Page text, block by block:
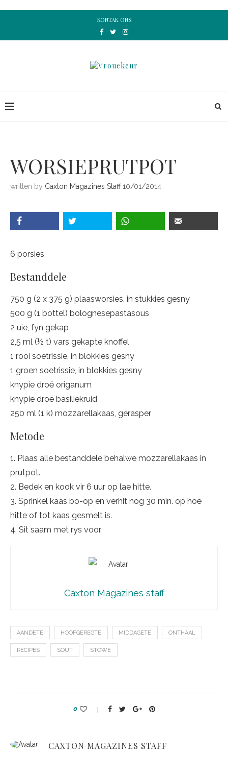
KONTAK ONS
WORSIEPRUTPOT
written by Caxton Magazines Staff 10/01/2014
6 porsies
Bestanddele
750 g (2 x 375 g) plaasworsies, in stukkies gesny
500 g (1 bottel) bolognesepas­ta­s­ous
2 uie, fyn gekap
2,5 ml (½ t) vars gekapte knof­fel
1 rooi soetrissie, in blokkies ge­sny
1 groen soetrissie, in blokkies ge­sny
knypie droë origanum
knypie droë basiliekruid
250 ml (1 k) mozzarellakaas, geras­per
Metode
1. Plaas alle bestanddele be­hal­we mozzarellakaas in
prut­pot.
2. Bedek en kook vir 6 uur op lae hitte.
3. Sprinkel kaas bo-op en verhit nog 30 min. op hoë
hitte of tot kaas ge­smelt is.
4. Sit saam met rys voor.
Caxton Magazines staff
AANDETE HOOFGEREGTE MIDDAGETE ONTHAAL
RECIPES SOUT STOWE
0
CAXTON MAGAZINES STAFF